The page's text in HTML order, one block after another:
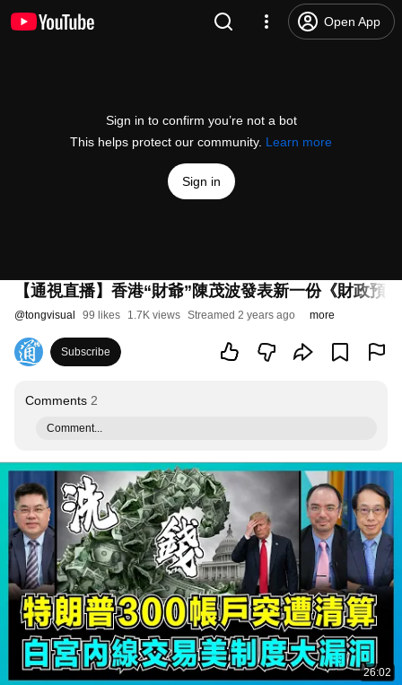
Open App
Sign in to confirm you’re not a bot
This helps protect our community. Learn more
Sign in
【通視直播】香港“財爺”陳茂波發表新一份《財政預
@tongvisual 99 likes 1.7K views Streamed 2 years ago more
Subscribe
Comments 2
Comment...
26:02